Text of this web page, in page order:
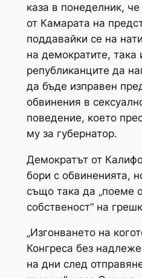
каза в понеделник,
от Камарата на
поддавайки се на
на демократите, така
републиканците да
да бъде изправен
обвинения в
поведение, което
му за губернатор.
Демократът от
бори с обвиненията,
също така да „поеме
собственост“ на
„Изгонването на
Конгреса без
на дни след